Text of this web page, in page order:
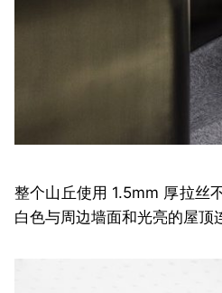
整个山丘使用 1.5mm 厚拉丝
白色与周边墙面和光亮的屋顶